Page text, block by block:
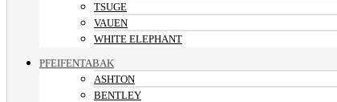
TSUGE
VAUEN
WHITE ELEPHANT
PFEIFENTABAK
ASHTON
BENTLEY